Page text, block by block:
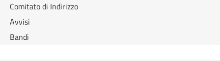
Comitato di Indirizzo
Avvisi
Bandi